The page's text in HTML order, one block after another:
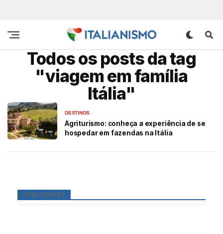
Todos os posts da tag
"viagem em família
Itália"
DESTINOS
Agriturismo: conheça a experiência de se
hospedar em fazendas na Itália
PUBLICIDADE